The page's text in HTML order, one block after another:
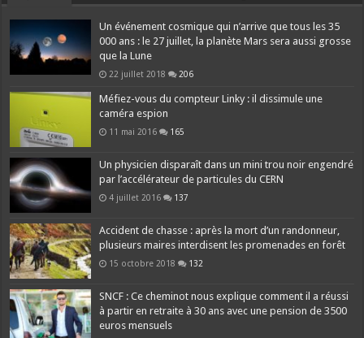
Un événement cosmique qui n’arrive que tous les 35
000 ans : le 27 juillet, la planète Mars sera aussi grosse
que la Lune
22 juillet 2018 206
Méfiez-vous du compteur Linky : il dissimule une
caméra espion
11 mai 2016 165
Un physicien disparaît dans un mini trou noir engendré
par l’accélérateur de particules du CERN
4 juillet 2016 137
Accident de chasse : après la mort d’un randonneur,
plusieurs maires interdisent les promenades en forêt
15 octobre 2018 132
SNCF : Ce cheminot nous explique comment il a réussi
à partir en retraite à 30 ans avec une pension de 3500
euros mensuels